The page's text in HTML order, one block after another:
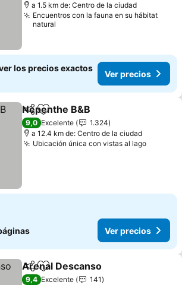
a 1.5 km de: Centro de la ciudad
Encuentros con la fauna en su hábitat
natural
los precios exactos
Ver precios
CompartirAgregar a favoritos
Nepenthe B&B
9,0 Excelente
1.324
a 12.4 km de: Centro de la ciudad
Ubicación única con vistas al lago
Ver precios
CompartirAgregar a favoritos
Arenal Descanso
9,4 Excelente
141